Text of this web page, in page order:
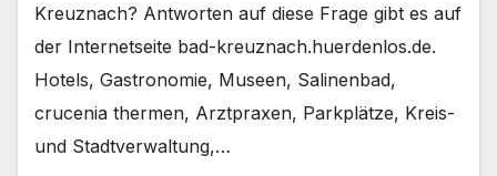
Kreuznach? Antworten auf diese Frage gibt es auf
der Internetseite bad-kreuznach.huerdenlos.de.
Hotels, Gastronomie, Museen, Salinenbad,
crucenia thermen, Arztpraxen, Parkplätze, Kreis-
und Stadtverwaltung,…